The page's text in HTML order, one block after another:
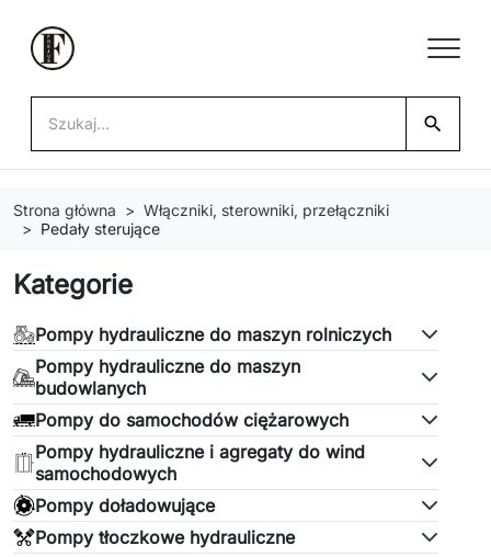
search
Strona główna
Włączniki, sterowniki, przełączniki
Pedały sterujące
Kategorie
Pompy hydrauliczne do maszyn rolniczych
Pompy hydrauliczne do maszyn
budowlanych
Pompy do samochodów ciężarowych
Pompy hydrauliczne i agregaty do wind
samochodowych
Pompy doładowujące
Pompy tłoczkowe hydrauliczne